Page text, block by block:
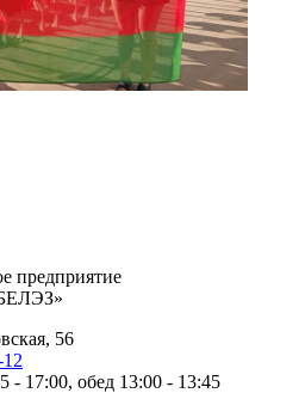
предприятие
56
17:00, обед 13:00 - 13:45